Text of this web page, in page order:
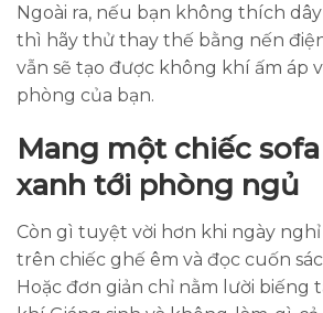
Ngoài ra, nếu bạn không thích
thì hãy thử thay thế bằng nến
vẫn sẽ tạo được không khí ấm áp
phòng của bạn.
Mang một chiếc
xanh tới phòng ngủ
Còn gì tuyệt vời hơn khi ngày
trên chiếc ghế êm và đọc cuốn
Hoặc đơn giản chỉ nằm lười biếng